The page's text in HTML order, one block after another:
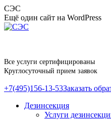
Перейти
к
содержанию
СЭС
Ещё один сайт на WordPress
Все услуги сертифицированы
Круглосуточный прием заявок
+7(495)156-13-53Заказать
Дезинсекция
Услуги